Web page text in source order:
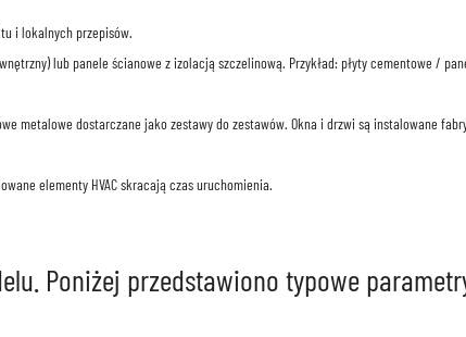
i lokalnych przepisów.
lub panele ścianowe z izolacją szczelinową. Przykład: płyty cementowe /
metalowe dostarczane jako zestawy do zestawów. Okna i drzwi są instalowane
elementy HVAC skracają czas uruchomienia.
Poniżej przedstawiono typowe